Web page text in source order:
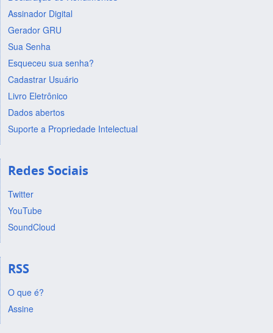
Assinador Digital
Gerador GRU
Sua Senha
Esqueceu sua senha?
Cadastrar Usuário
Livro Eletrônico
Dados abertos
Suporte a Propriedade Intelectual
Redes Sociais
Twitter
YouTube
SoundCloud
RSS
O que é?
Assine